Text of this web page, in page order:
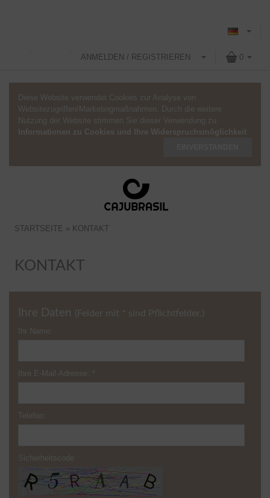
ANMELDEN / REGISTRIEREN 0
Diese Website verwendet Cookies zur Analyse von
Websitezugriffen/Marketingmaßnahmen. Durch die weitere
Nutzung der Website stimmen Sie dieser Verwendung zu.
Informationen zu Cookies und Ihre Widerspruchsmöglichkeit
STARTSEITE » KONTAKT
KONTAKT
Ihre Daten (Felder mit * sind Pflichtfelder.)
Ihr Name:
Ihre E-Mail-Adresse: *
Telefon:
Sicherheitscode